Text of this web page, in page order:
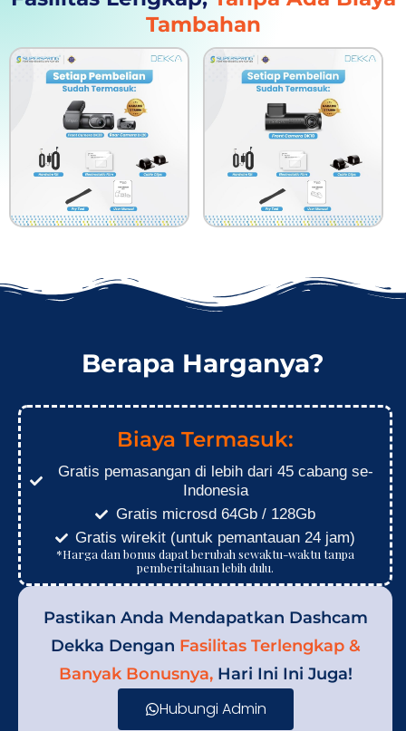
Tambahan
Berapa Harganya?
Biaya Termasuk:
Gratis pemasangan di lebih dari 45 cabang se-
Indonesia
Gratis microsd 64Gb / 128Gb
Gratis wirekit (untuk pemantauan 24 jam)
*Harga dan bonus dapat berubah sewaktu-waktu tanpa
pemberitahuan lebih dulu.
Pastikan Anda Mendapatkan Dashcam
Dekka Dengan Fasilitas Terlengkap &
Banyak Bonusnya,Hari Ini Ini Juga!
Hubungi Admin